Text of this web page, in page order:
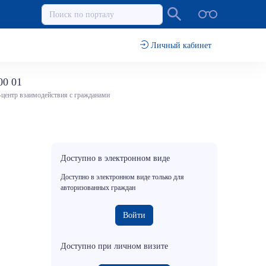
Личный кабинет
01
взаимодействия с гражданами
Доступно в электронном виде
Доступно в электронном виде только для
авторизованных граждан
Войти
Доступно при личном визите